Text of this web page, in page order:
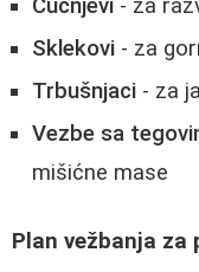
Čučnjevi - za
Sklekovi - za
Trbušnjaci - za
Vezbe sa
mišićne mase
Plan vežbanja za